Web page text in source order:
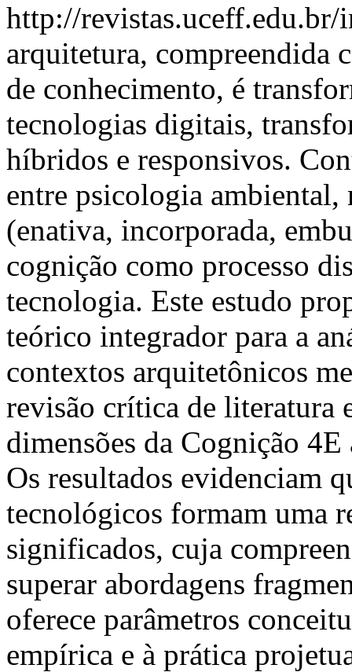
http://
arquitetura, compreendida
de conhecimento, é
tecnologias digitais,
híbridos e responsivos.
entre psicologia
(enativa, incorporada,
cognição como processo
tecnologia. Este estudo
teórico integrador para a
contextos arquitetônicos
revisão crítica de literatura
dimensões da Cognição
Os resultados evidenciam
tecnológicos formam uma
significados, cuja
superar abordagens
oferece parâmetros
empírica e à prática